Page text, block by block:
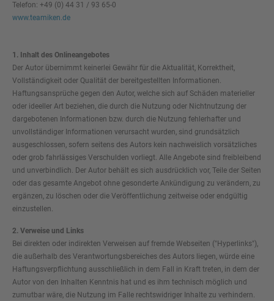
Telefon: +49 (0) 44 31 / 93 65-0
www.teamiken.de
1. Inhalt des Onlineangebotes
Der Autor übernimmt keinerlei Gewähr für die Aktualität, Korrektheit,
Vollständigkeit oder Qualität der bereitgestellten Informationen.
Haftungsansprüche gegen den Autor, welche sich auf Schäden materieller
oder ideeller Art beziehen, die durch die Nutzung oder Nichtnutzung der
dargebotenen Informationen bzw. durch die Nutzung fehlerhafter und
unvollständiger Informationen verursacht wurden, sind grundsätzlich
ausgeschlossen, sofern seitens des Autors kein nachweislich vorsätzliches
oder grob fahrlässiges Verschulden vorliegt. Alle Angebote sind freibleibend
und unverbindlich. Der Autor behält es sich ausdrücklich vor, Teile der Seiten
oder das gesamte Angebot ohne gesonderte Ankündigung zu verändern, zu
ergänzen, zu löschen oder die Veröffentlichung zeitweise oder endgültig
einzustellen.
2. Verweise und Links
Bei direkten oder indirekten Verweisen auf fremde Webseiten ("Hyperlinks"),
die außerhalb des Verantwortungsbereiches des Autors liegen, würde eine
Haftungsverpflichtung ausschließlich in dem Fall in Kraft treten, in dem der
Autor von den Inhalten Kenntnis hat und es ihm technisch möglich und
zumutbar wäre, die Nutzung im Falle rechtswidriger Inhalte zu verhindern.